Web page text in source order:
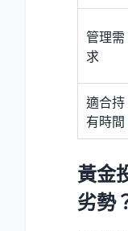
管理需
求
適合持
有時間
黃金
劣勢